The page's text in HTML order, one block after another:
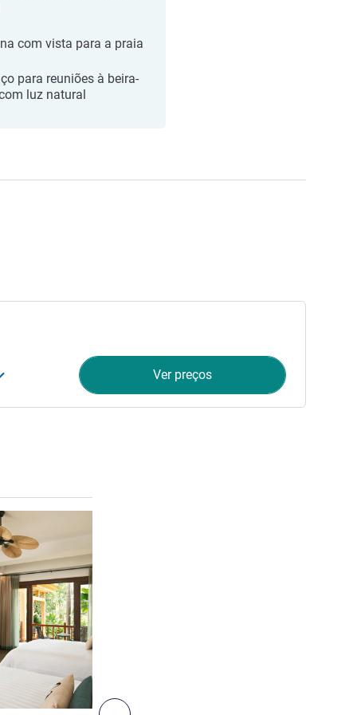
com vista para a praia
para reuniões à beira-
luz natural
Ver preços